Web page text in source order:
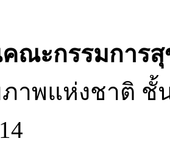
ณะกรรมการ
าพแห่งชาติ ชั้